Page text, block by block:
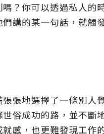
？你可以透過私人的
講的某一句話，就觸
張地選擇了一條別人
俗成功的路，並不斷
感，也更難發現工作